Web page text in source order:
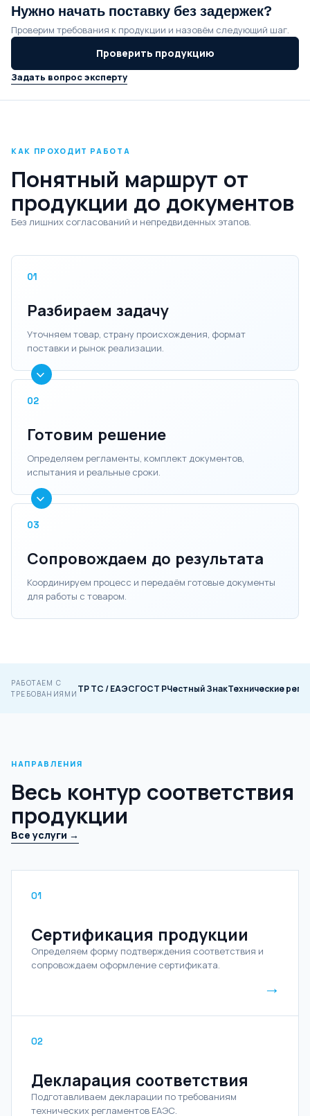
Нужно начать поставку без задержек?
Проверим требования к продукции и назовём следующий шаг.
Проверить продукцию
Задать вопрос эксперту
КАК ПРОХОДИТ РАБОТА
Понятный маршрут от
продукции до документов
Без лишних согласований и непредвиденных этапов.
01
Разбираем задачу
Уточняем товар, страну происхождения, формат
поставки и рынок реализации.
02
Готовим решение
Определяем регламенты, комплект документов,
испытания и реальные сроки.
03
Сопровождаем до результата
Координируем процесс и передаём готовые документы
для работы с товаром.
РАБОТАЕМ С
ТРЕБОВАНИЯМИ ТР ТС / ЕАЭСГОСТ РЧестный ЗнакТехнические
НАПРАВЛЕНИЯ
Весь контур соответствия
продукции
Все услуги →
01
Сертификация продукции
Определяем форму подтверждения соответствия и
сопровождаем оформление сертификата.
→
02
Декларация соответствия
Подготавливаем декларации по требованиям
технических регламентов ЕАЭС.